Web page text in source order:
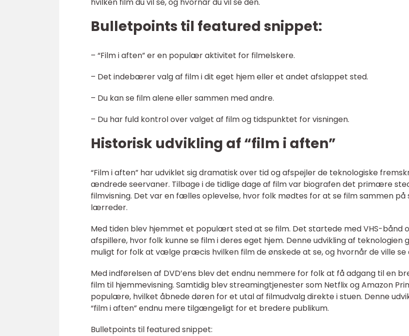
hvilken film du vil se, og hvornår du vil se den.
Bulletpoints til featured snippet:
– “Film i aften” er en populær aktivitet for filmelskere.
– Det indebærer valg af film i dit eget hjem eller et andet afslappet sted.
– Du kan se film alene eller sammen med andre.
– Du har fuld kontrol over valget af film og tidspunktet for visningen.
Historisk udvikling af “film i aften”
“Film i aften” har udviklet sig dramatisk over tid og afspejler de teknologiske
ændrede seervaner. Tilbage i de tidlige dage af film var biografen det primære
filmvisning. Det var en fælles oplevelse, hvor folk mødtes for at se film sammen på
lærreder.
Med tiden blev hjemmet et populært sted at se film. Det startede med VHS-bånd
afspillere, hvor folk kunne se film i deres eget hjem. Denne udvikling af teknologien
muligt for folk at vælge præcis hvilken film de ønskede at se, og hvornår de ville se
Med indførelsen af DVD’ens blev det endnu nemmere for folk at få adgang til en
film til hjemmevisning. Samtidig blev streamingtjenester som Netflix og Amazon
populære, hvilket åbnede døren for et utal af filmudvalg direkte i stuen. Denne
“film i aften” endnu mere tilgængeligt for et bredere publikum.
Bulletpoints til featured snippet: